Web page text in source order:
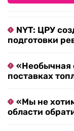
NYT: ЦРУ
подготовки
«Необычная
поставках
«Мы не
области